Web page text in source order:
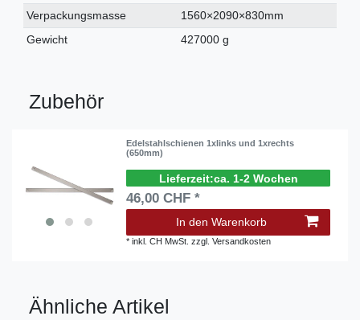
Verpackungsmasse
1560×2090×830mm
Gewicht
427000 g
Zubehör
Edelstahlschienen 1xlinks und 1xrechts
(650mm)
ca. 1-2 Wochen
46,00 CHF *
In den Warenkorb
*inkl. CH MwSt. zzgl.Versandkosten
Ähnliche Artikel